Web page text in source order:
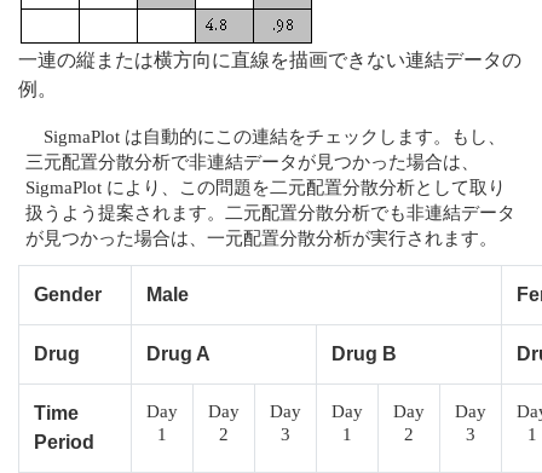
一連の縦または横方向に直線を描画できない連結データの
例。
SigmaPlot は自動的にこの連結をチェックします。もし、
三元配置分散分析で非連結データが見つかった場合は、
SigmaPlot により、この問題を二元配置分散分析として取り
扱うよう提案されます。二元配置分散分析でも非連結データ
が見つかった場合は、一元配置分散分析が実行されます。
Gender Male
Drug Drug A Drug B
Time
Period
Day
1
Day
2
Day
3
Day
1
Day
2
Day
3
1